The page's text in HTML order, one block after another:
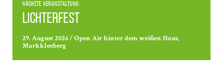
Nächste Veranstaltung:
Lichterfest
29. August 2026 / Open Air hinter dem weißen Haus,
Markkleeberg